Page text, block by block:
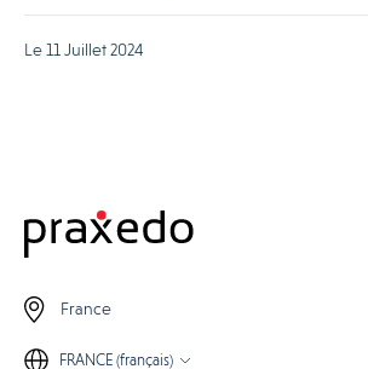
Le 11 Juillet 2024
France
FRANCE (français)